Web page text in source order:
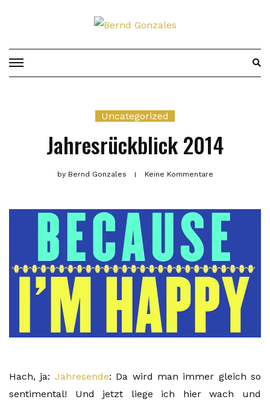
Uncategorized
Jahresrückblick 2014
byBernd Gonzales Keine Kommentare
Hach, ja: Jahresende: Da wird man immer gleich so
sentimental! Und jetzt liege ich hier wach und